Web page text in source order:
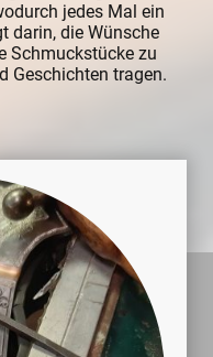
jedes Mal ein
darin, die Wünsche
Schmuckstücke zu
Geschichten tragen.